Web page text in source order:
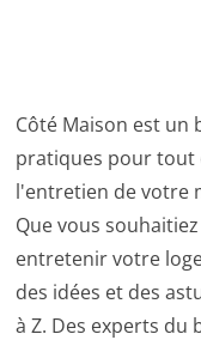
Côté Maison est un
pratiques pour tout
l'entretien de votre
Que vous
entretenir votre
des idées et des
à Z. Des experts du